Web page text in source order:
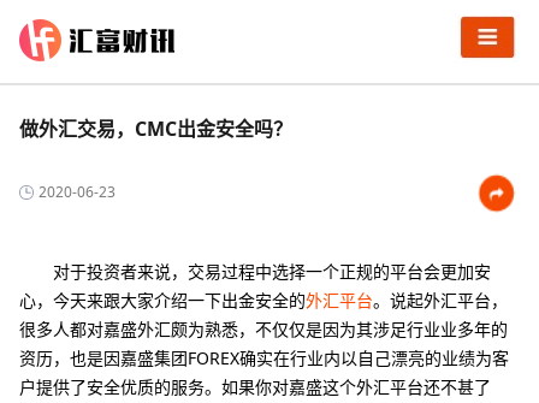
做外汇交易，CMC出金安全吗？
2020-06-23
对于投资者来说，交易过程中选择一个正规的平台会更加安
心，今天来跟大家介绍一下出金安全的外汇平台。说起外汇平台，
很多人都对嘉盛外汇颇为熟悉，不仅仅是因为其涉足行业业多年的
资历，也是因嘉盛集团FOREX确实在行业内以自己漂亮的业绩为客
户提供了安全优质的服务。如果你对嘉盛这个外汇平台还不甚了